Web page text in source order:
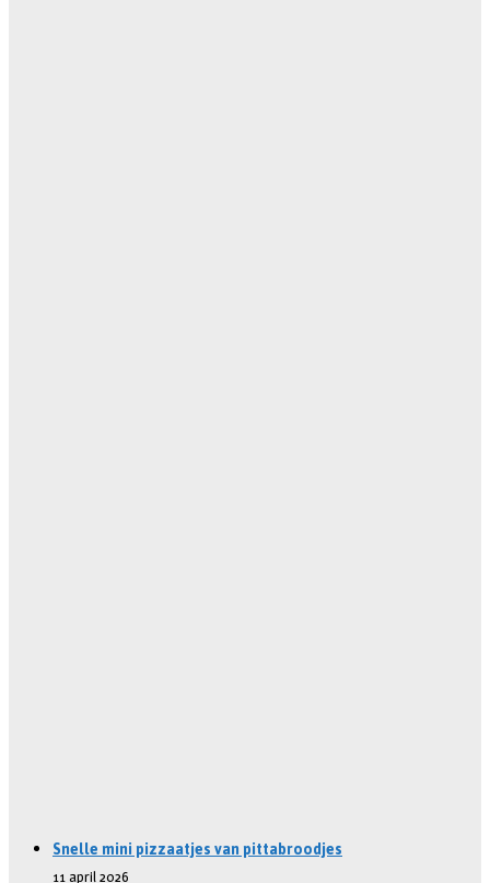
Snelle mini pizzaatjes van pittabroodjes
11 april 2026